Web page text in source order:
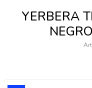
YERBERA